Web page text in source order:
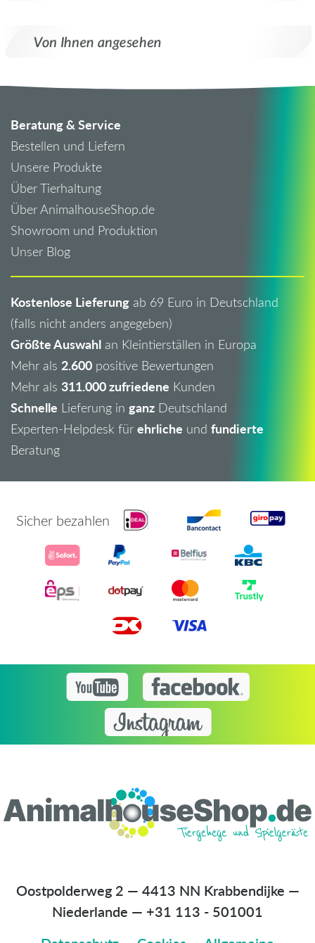
Von Ihnen angesehen
Beratung & Service
Bestellen und Liefern
Unsere Produkte
Über Tierhaltung
Über AnimalhouseShop.de
Showroom und Produktion
Unser Blog
Kostenlose Lieferung ab 69 Euro in Deutschland
(falls nicht anders angegeben)
Größte Auswahl an Kleintierställen in Europa
Mehr als 2.600 positive Bewertungen
Mehr als 311.000 zufriedene Kunden
Schnelle Lieferung in ganz Deutschland
Experten-Helpdesk für ehrliche und fundierte
Beratung
Sicher bezahlen
Oostpolderweg 2 — 4413 NN Krabbendijke —
Niederlande — +31 113 - 501001